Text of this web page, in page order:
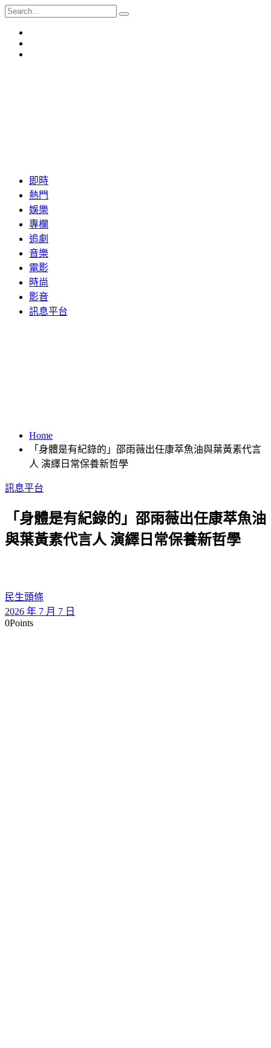
即時
熱門
娛樂
專欄
追劇
音樂
電影
時尚
影音
訊息平台
Home
「身體是有紀錄的」邵雨薇出任康萃魚油與葉黃素代言
人 演繹日常保養新哲學
訊息平台
「身體是有紀錄的」邵雨薇出任康萃魚油
與葉黃素代言人 演繹日常保養新哲學
民生頭條
2026 年 7 月 7 日
0Points